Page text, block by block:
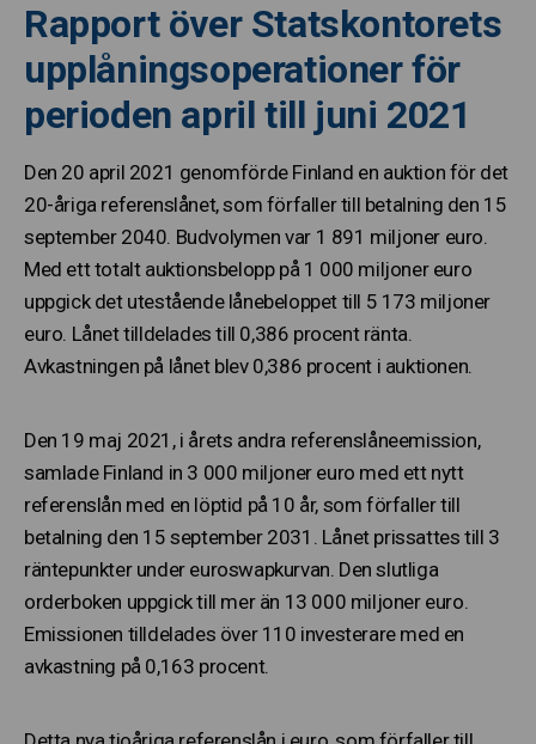
Rapport över Statskontorets
upplåningsoperationer för
perioden april till juni 2021
Den 20 april 2021 genomförde Finland en auktion för det
20-åriga referenslånet, som förfaller till betalning den 15
september 2040. Budvolymen var 1 891 miljoner euro.
Med ett totalt auktionsbelopp på 1 000 miljoner euro
uppgick det utestående lånebeloppet till 5 173 miljoner
euro. Lånet tilldelades till 0,386 procent ränta.
Avkastningen på lånet blev 0,386 procent i auktionen.
Den 19 maj 2021, i årets andra referenslåneemission,
samlade Finland in 3 000 miljoner euro med ett nytt
referenslån med en löptid på 10 år, som förfaller till
betalning den 15 september 2031. Lånet prissattes till 3
räntepunkter under euroswapkurvan. Den slutliga
orderboken uppgick till mer än 13 000 miljoner euro.
Emissionen tilldelades över 110 investerare med en
avkastning på 0,163 procent.